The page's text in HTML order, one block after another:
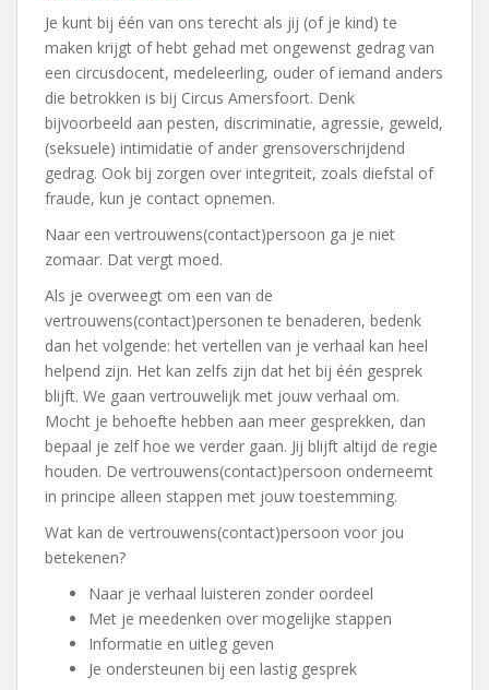
Je kunt bij één van ons terecht als jij (of je kind) te
maken krijgt of hebt gehad met ongewenst gedrag van
een circusdocent, medeleerling, ouder of iemand anders
die betrokken is bij Circus Amersfoort. Denk
bijvoorbeeld aan pesten, discriminatie, agressie, geweld,
(seksuele) intimidatie of ander grensoverschrijdend
gedrag. Ook bij zorgen over integriteit, zoals diefstal of
fraude, kun je contact opnemen.
Naar een vertrouwens(contact)persoon ga je niet
zomaar. Dat vergt moed.
Als je overweegt om een van de
vertrouwens(contact)personen te benaderen, bedenk
dan het volgende: het vertellen van je verhaal kan heel
helpend zijn. Het kan zelfs zijn dat het bij één gesprek
blijft. We gaan vertrouwelijk met jouw verhaal om.
Mocht je behoefte hebben aan meer gesprekken, dan
bepaal je zelf hoe we verder gaan. Jij blijft altijd de regie
houden. De vertrouwens(contact)persoon onderneemt
in principe alleen stappen met jouw toestemming.
Wat kan de vertrouwens(contact)persoon voor jou
betekenen?
Naar je verhaal luisteren zonder oordeel
Met je meedenken over mogelijke stappen
Informatie en uitleg geven
Je ondersteunen bij een lastig gesprek